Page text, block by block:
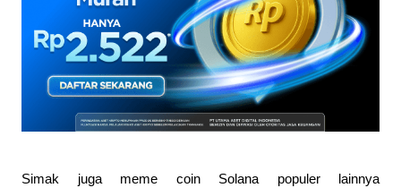
Simak juga meme coin Solana populer lainnya